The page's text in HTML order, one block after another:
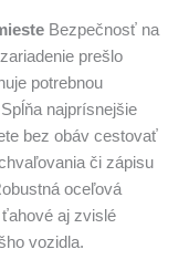
Bezpečnosť na
prešlo
potrebnou
najprísnejšie
bez obáv cestovať
či zápisu
oceľová
aj zvislé
vozidla.